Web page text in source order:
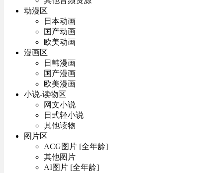
动漫区
日本动画
国产动画
欧美动画
漫画区
日韩漫画
国产漫画
欧美漫画
小说-读物区
网文小说
日式轻小说
其他读物
图片区
ACG图片 [全年龄]
其他图片
AI图片 [全年龄]